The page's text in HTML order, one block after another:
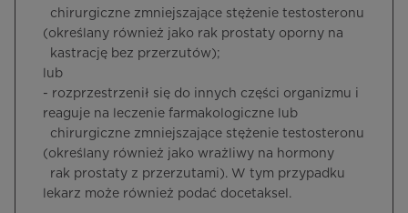
chirurgiczne zmniejszające stężenie testosteronu
(określany również jako rak prostaty oporny na
kastrację bez przerzutów);
lub
- rozprzestrzenił się do innych części organizmu i
reaguje na leczenie farmakologiczne lub
chirurgiczne zmniejszające stężenie testosteronu
(określany również jako wrażliwy na hormony
rak prostaty z przerzutami). W tym przypadku
lekarz może również podać docetaksel.